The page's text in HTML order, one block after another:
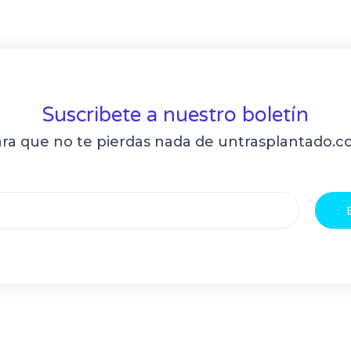
Suscribete a nuestro boletín
que no te pierdas nada de